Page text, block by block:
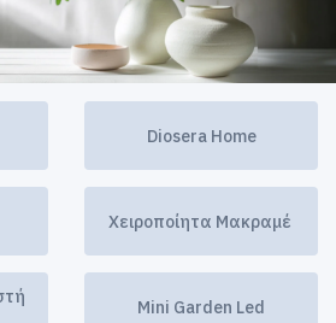
Diosera Home
Χειροποίητα Μακραμέ
Mini Garden Led